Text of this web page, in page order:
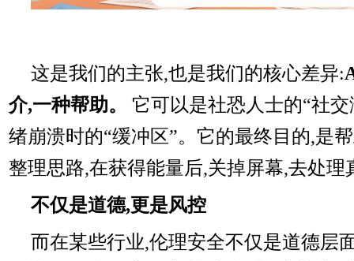
这是我们的主张,也是我们的核心差异:
介,一种帮助。
它可以是社恐人士的“社
绪崩溃时的“缓冲区”。它的最终目的,是
整理思路,在获得能量后,关掉屏幕,去处理
不仅是道德,更是风控
而在某些行业,伦理安全不仅是道德层